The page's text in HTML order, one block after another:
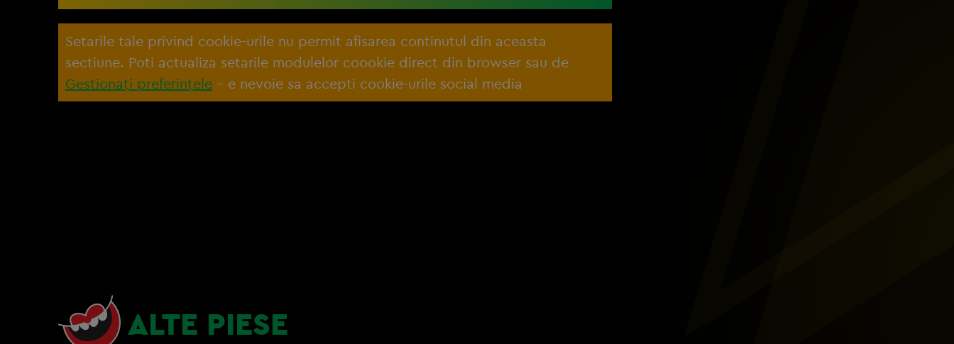
Setarile tale privind cookie-urile nu permit afisarea continutul din aceasta
sectiune. Poti actualiza setarile modulelor coookie direct din browser sau de
Gestionați preferințele – e nevoie sa accepti cookie-urile social media
ALTE PIESE